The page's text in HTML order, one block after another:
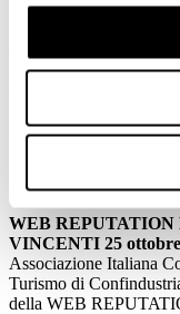
2013
Associazione Italiana
La Newsletter di
News
WEB
VINCENTI 25 ottobre
Associazione Italiana
Turismo di
della WEB